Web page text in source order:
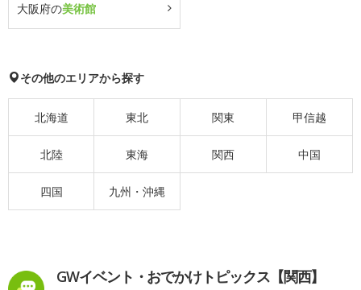
大阪府の美術館
その他のエリアから探す
北海道 東北 関東 甲信越
北陸 東海 関西 中国
四国 九州・沖縄
GWイベント・おでかけトピックス【関西】